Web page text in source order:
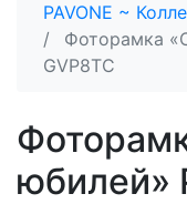
PAVONE ~
Фоторамка
GVP8TC
юбилей»